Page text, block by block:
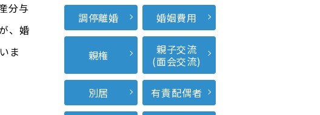
分与
、婚
ま
調停離婚 婚姻費用
親権
親子交流
(面会交流)
別居 有責配偶者